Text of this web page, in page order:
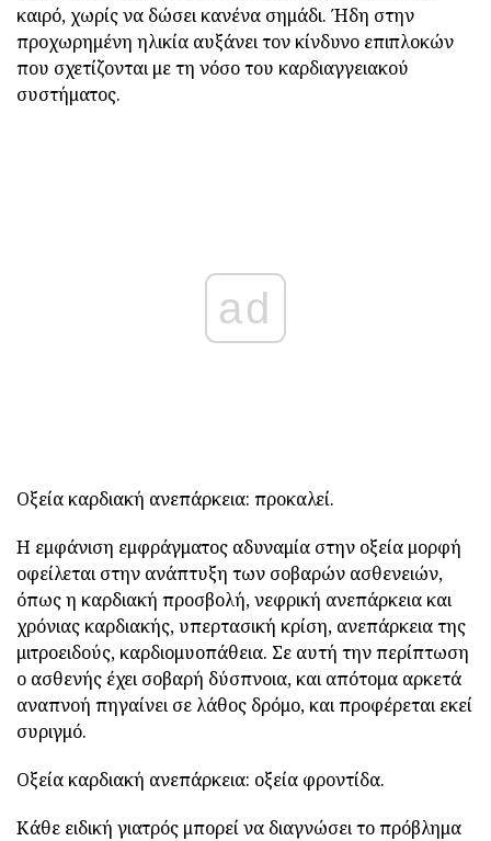
καιρό, χωρίς να δώσει κανένα σημάδι. Ήδη στην
προχωρημένη ηλικία αυξάνει τον κίνδυνο επιπλοκών
που σχετίζονται με τη νόσο του καρδιαγγειακού
συστήματος.
ad
Οξεία καρδιακή ανεπάρκεια: προκαλεί.
Η εμφάνιση εμφράγματος αδυναμία στην οξεία μορφή
οφείλεται στην ανάπτυξη των σοβαρών ασθενειών,
όπως η καρδιακή προσβολή, νεφρική ανεπάρκεια και
χρόνιας καρδιακής, υπερτασική κρίση, ανεπάρκεια της
μιτροειδούς, καρδιομυοπάθεια. Σε αυτή την περίπτωση
ο ασθενής έχει σοβαρή δύσπνοια, και απότομα αρκετά
αναπνοή πηγαίνει σε λάθος δρόμο, και προφέρεται εκεί
συριγμό.
Οξεία καρδιακή ανεπάρκεια: οξεία φροντίδα.
Κάθε ειδική γιατρός μπορεί να διαγνώσει το πρόβλημα